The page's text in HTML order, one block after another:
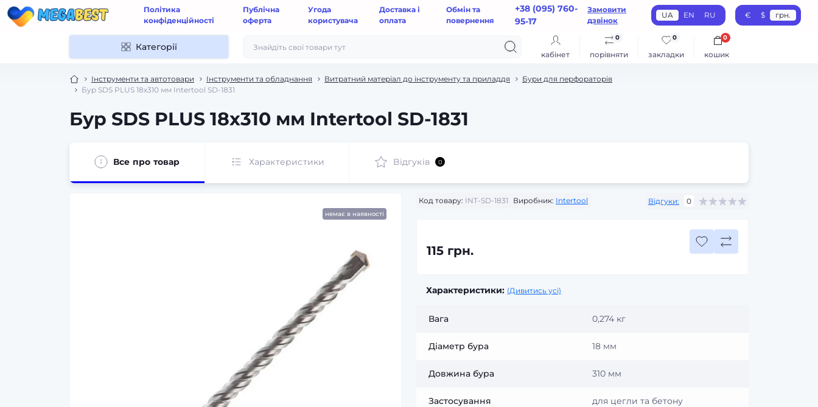
Політика
конфіденційності
Публічна
оферта
Угода
користувача
Доставка і
оплата
Обмін та
повернення
+38 (095) 760-
95-17
Замовити
дзвінок
UA EN RU € $ грн.
Категорії
кабінет порівняти
0
закладки
0
кошик
0
Інструменти та автотовари Інструменти та обладнання Витратний матеріал до інструменту та приладдя
Бури для перфораторів
Бур SDS PLUS 18x310 мм Intertool SD-1831
Бур SDS PLUS 18x310 мм Intertool SD-1831
Все про товар Характеристики Відгуків 0
немає в наявності
Код товару: INT-SD-1831 Виробник: Intertool Відгуки: 0
115 грн.
Характеристики: (Дивитись усі)
Вага 0,274 кг
Діаметр бура 18 мм
Довжина бура 310 мм
Застосування для цегли та бетону